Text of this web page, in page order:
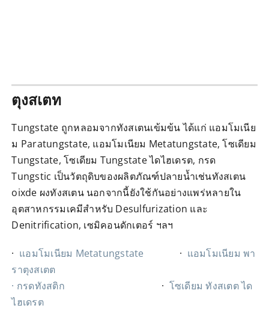
ตุงสเตท
Tungstate ถูกหลอมจากทังสเตนเข้มข้น ได้แก่ แอมโมเนีย
ม Paratungstate, แอมโมเนียม Metatungstate, โซเดียม
Tungstate, โซเดียม Tungstate ไดไฮเดรต, กรด
Tungstic เป็นวัตถุดิบของผลิตภัณฑ์ปลายน้ำเช่นทังสเตน
oixde ผงทังสเตน นอกจากนี้ยังใช้กันอย่างแพร่หลายใน
อุตสาหกรรมเคมีสำหรับ Desulfurization และ
Denitrification, เซมิคอนดักเตอร์ ฯลฯ
· แอมโมเนียม Metatungstate · แอมโมเนียม พา
ราตุงสเตต
· กรดทังสติก
· โซเดียม ทังสเตต ได
ไฮเดรต